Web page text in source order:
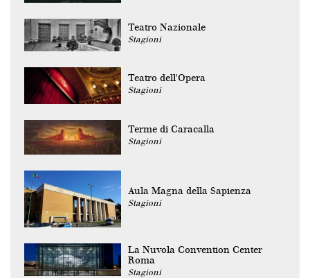
Teatro Nazionale
Stagioni
Teatro dell'Opera
Stagioni
Terme di Caracalla
Stagioni
Aula Magna della Sapienza
Stagioni
La Nuvola Convention Center
Roma
Stagioni